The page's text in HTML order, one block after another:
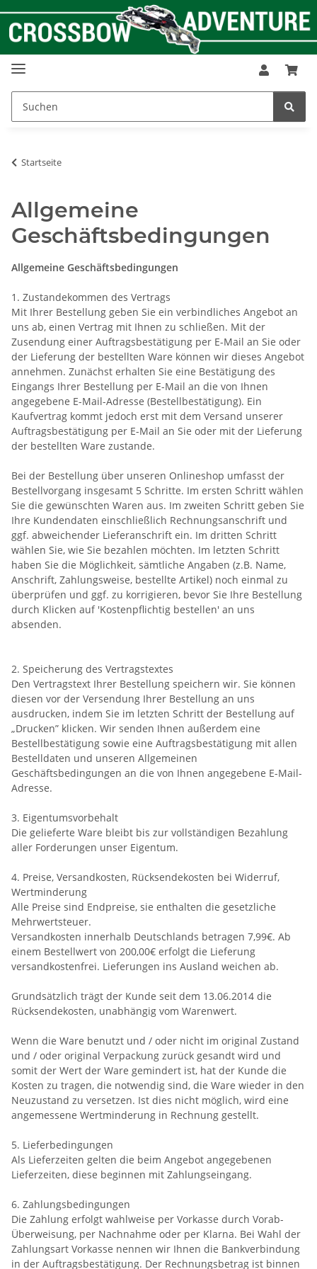
Startseite
Allgemeine
Geschäftsbedingungen
Allgemeine Geschäftsbedingungen
1. Zustandekommen des Vertrags
Mit Ihrer Bestellung geben Sie ein verbindliches Angebot an
uns ab, einen Vertrag mit Ihnen zu schließen. Mit der
Zusendung einer Auftragsbestätigung per E-Mail an Sie oder
der Lieferung der bestellten Ware können wir dieses Angebot
annehmen. Zunächst erhalten Sie eine Bestätigung des
Eingangs Ihrer Bestellung per E-Mail an die von Ihnen
angegebene E-Mail-Adresse (Bestellbestätigung). Ein
Kaufvertrag kommt jedoch erst mit dem Versand unserer
Auftragsbestätigung per E-Mail an Sie oder mit der Lieferung
der bestellten Ware zustande.
Bei der Bestellung über unseren Onlineshop umfasst der
Bestellvorgang insgesamt 5 Schritte. Im ersten Schritt wählen
Sie die gewünschten Waren aus. Im zweiten Schritt geben Sie
Ihre Kundendaten einschließlich Rechnungsanschrift und
ggf. abweichender Lieferanschrift ein. Im dritten Schritt
wählen Sie, wie Sie bezahlen möchten. Im letzten Schritt
haben Sie die Möglichkeit, sämtliche Angaben (z.B. Name,
Anschrift, Zahlungsweise, bestellte Artikel) noch einmal zu
überprüfen und ggf. zu korrigieren, bevor Sie Ihre Bestellung
durch Klicken auf 'Kostenpflichtig bestellen' an uns
absenden.
2. Speicherung des Vertragstextes
Den Vertragstext Ihrer Bestellung speichern wir. Sie können
diesen vor der Versendung Ihrer Bestellung an uns
ausdrucken, indem Sie im letzten Schritt der Bestellung auf
„Drucken” klicken. Wir senden Ihnen außerdem eine
Bestellbestätigung sowie eine Auftragsbestätigung mit allen
Bestelldaten und unseren Allgemeinen
Geschäftsbedingungen an die von Ihnen angegebene E-Mail-
Adresse.
3. Eigentumsvorbehalt
Die gelieferte Ware bleibt bis zur vollständigen Bezahlung
aller Forderungen unser Eigentum.
4. Preise, Versandkosten, Rücksendekosten bei Widerruf,
Wertminderung
Alle Preise sind Endpreise, sie enthalten die gesetzliche
Mehrwertsteuer.
Versandkosten innerhalb Deutschlands betragen 7,99€. Ab
einem Bestellwert von 200,00€ erfolgt die Lieferung
versandkostenfrei. Lieferungen ins Ausland weichen ab.
Grundsätzlich trägt der Kunde seit dem 13.06.2014 die
Rücksendekosten, unabhängig vom Warenwert.
Wenn die Ware benutzt und / oder nicht im original Zustand
und / oder original Verpackung zurück gesandt wird und
somit der Wert der Ware gemindert ist, hat der Kunde die
Kosten zu tragen, die notwendig sind, die Ware wieder in den
Neuzustand zu versetzen. Ist dies nicht möglich, wird eine
angemessene Wertminderung in Rechnung gestellt.
5. Lieferbedingungen
Als Lieferzeiten gelten die beim Angebot angegebenen
Lieferzeiten, diese beginnen mit Zahlungseingang.
6. Zahlungsbedingungen
Die Zahlung erfolgt wahlweise per Vorkasse durch Vorab-
Überweisung, per Nachnahme oder per Klarna. Bei Wahl der
Zahlungsart Vorkasse nennen wir Ihnen die Bankverbindung
in der Auftragsbestätigung. Der Rechnungsbetrag ist binnen